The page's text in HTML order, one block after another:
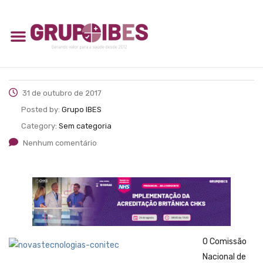
31 de outubro de 2017
Posted by: Grupo IBES
Category: Sem categoria
Nenhum comentário
O Comissão
Nacional de